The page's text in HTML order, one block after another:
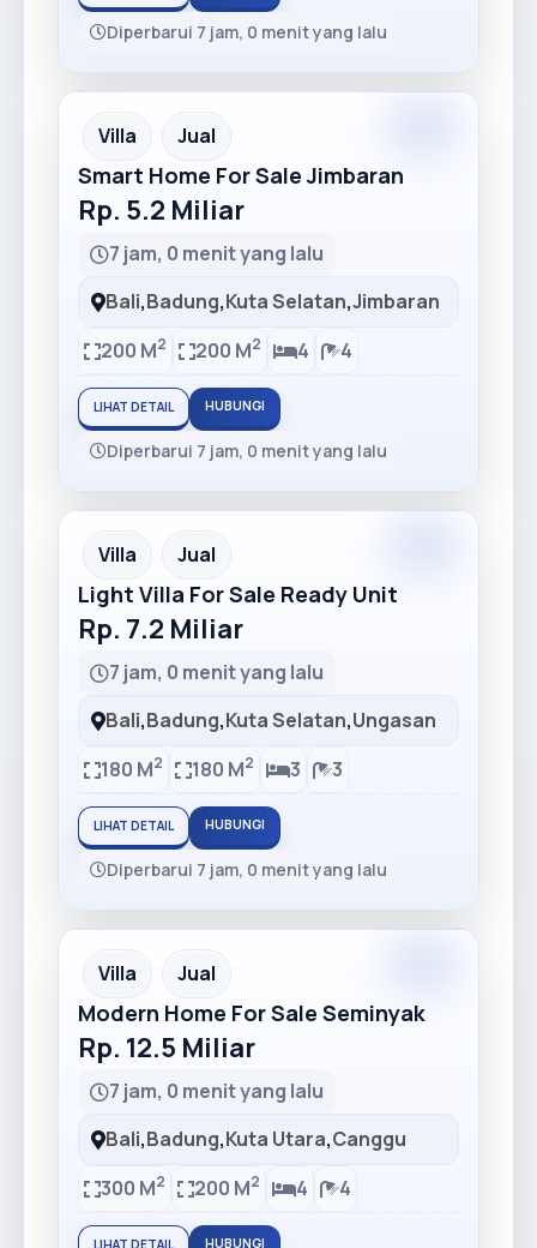
Diperbarui 7 jam, 0 menit yang lalu
Recommended
Villa Jual
Smart Home For Sale Jimbaran
Rp. 5.2 Miliar
7 jam, 0 menit yang lalu
Bali,Badung,Kuta Selatan,Jimbaran
200 M2 200 M2 4 4
LIHAT DETAIL HUBUNGI
Diperbarui 7 jam, 0 menit yang lalu
Recommended
Villa Jual
Light Villa For Sale Ready Unit
Rp. 7.2 Miliar
7 jam, 0 menit yang lalu
Bali,Badung,Kuta Selatan,Ungasan
180 M2 180 M2 3 3
LIHAT DETAIL HUBUNGI
Diperbarui 7 jam, 0 menit yang lalu
Recommended
Villa Jual
Modern Home For Sale Seminyak
Rp. 12.5 Miliar
7 jam, 0 menit yang lalu
Bali,Badung,Kuta Utara,Canggu
300 M2 200 M2 4 4
LIHAT DETAIL HUBUNGI